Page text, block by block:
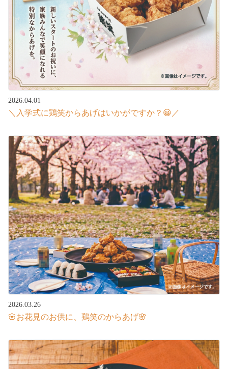
2026.04.01
＼入学式に鶏笑からあげはいかがですか？😀／
2026.03.26
🌸お花見のお供に、鶏笑のからあげ🌸